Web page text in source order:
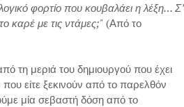
φορτίο που κουβαλάει η λέξη… Σ’
καρέ με τις ντάμες;" (Από το
τη μεριά του δημιουργού που έχει
είτε ξεκινούν από το παρελθόν
μία σεβαστή δόση από το